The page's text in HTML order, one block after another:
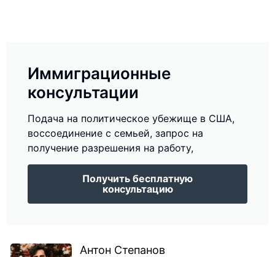
Иммиграционные
консультации
Подача на политическое убежище в США,
воссоединение с семьей, запрос на
получение разрешения на работу,
Получить бесплатную
консультацию
Антон Степанов